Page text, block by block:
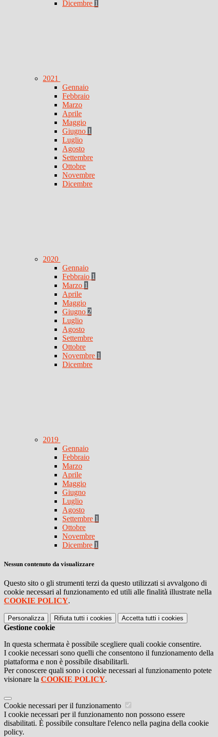
Dicembre 1
2021
Gennaio
Febbraio
Marzo
Aprile
Maggio
Giugno 1
Luglio
Agosto
Settembre
Ottobre
Novembre
Dicembre
2020
Gennaio
Febbraio 1
Marzo 1
Aprile
Maggio
Giugno 2
Luglio
Agosto
Settembre
Ottobre
Novembre 1
Dicembre
2019
Gennaio
Febbraio
Marzo
Aprile
Maggio
Giugno
Luglio
Agosto
Settembre 1
Ottobre
Novembre
Dicembre 1
Nessun contenuto da visualizzare
Questo sito o gli strumenti terzi da questo utilizzati si avvalgono di
cookie necessari al funzionamento ed utili alle finalità illustrate nella
COOKIE POLICY.
Personalizza Rifiuta tutti i cookies Accetta tutti i cookies
Gestione cookie
In questa schermata è possibile scegliere quali cookie consentire.
I cookie necessari sono quelli che consentono il funzionamento della
piattaforma e non è possibile disabilitarli.
Per conoscere quali sono i cookie necessari al funzionamento potete
visionare la COOKIE POLICY.
Cookie necessari per il funzionamento
I cookie necessari per il funzionamento non possono essere
disabilitati. È possibile consultare l'elenco nella pagina della cookie
policy.